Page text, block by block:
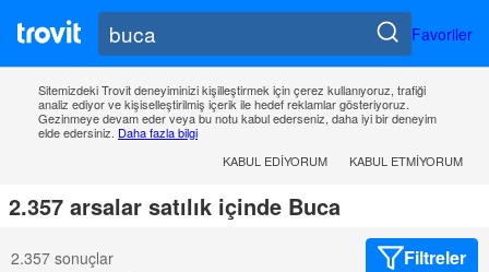
Favoriler
Sitemizdeki Trovit deneyiminizi kişilleştirmek için çerez kullanıyoruz, trafiği
analiz ediyor ve kişiselleştirilmiş içerik ile hedef reklamlar gösteriyoruz.
Gezinmeye devam eder veya bu notu kabul ederseniz, daha iyi bir deneyim
elde edersiniz. Daha fazla bilgi
KABUL EDIYORUM
KABUL ETMIYORUM
2.357 arsalar satılık içinde Buca
2.357 sonuçlar Filtreler